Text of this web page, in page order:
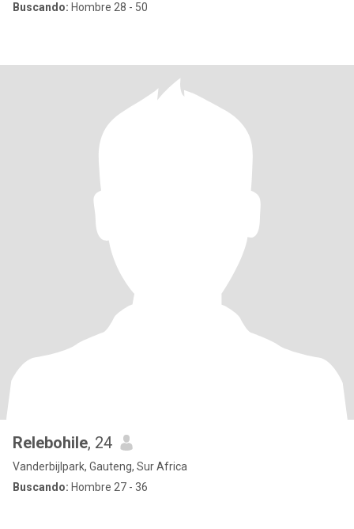
Buscando: Hombre 28 - 50
Relebohile, 24
Vanderbijlpark, Gauteng, Sur Africa
Buscando: Hombre 27 - 36